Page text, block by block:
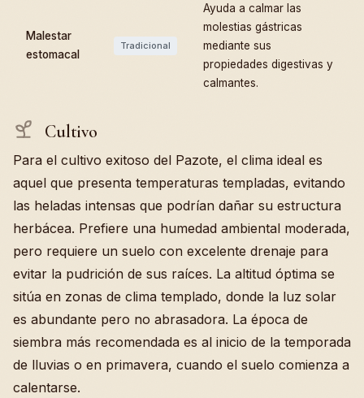
Malestar
estomacal
Tradicional
Ayuda a calmar las
molestias gástricas
mediante sus
propiedades digestivas y
calmantes.
Cultivo
Para el cultivo exitoso del Pazote, el clima ideal es
aquel que presenta temperaturas templadas, evitando
las heladas intensas que podrían dañar su estructura
herbácea. Prefiere una humedad ambiental moderada,
pero requiere un suelo con excelente drenaje para
evitar la pudrición de sus raíces. La altitud óptima se
sitúa en zonas de clima templado, donde la luz solar
es abundante pero no abrasadora. La época de
siembra más recomendada es al inicio de la temporada
de lluvias o en primavera, cuando el suelo comienza a
calentarse.